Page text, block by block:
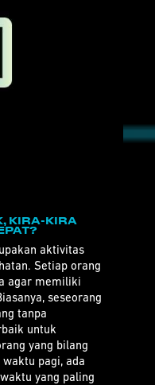
KIRA-KIRA
aktivitas
Setiap orang
agar memiliki
seseorang
tanpa
untuk
yang bilang
pagi, ada
yang paling